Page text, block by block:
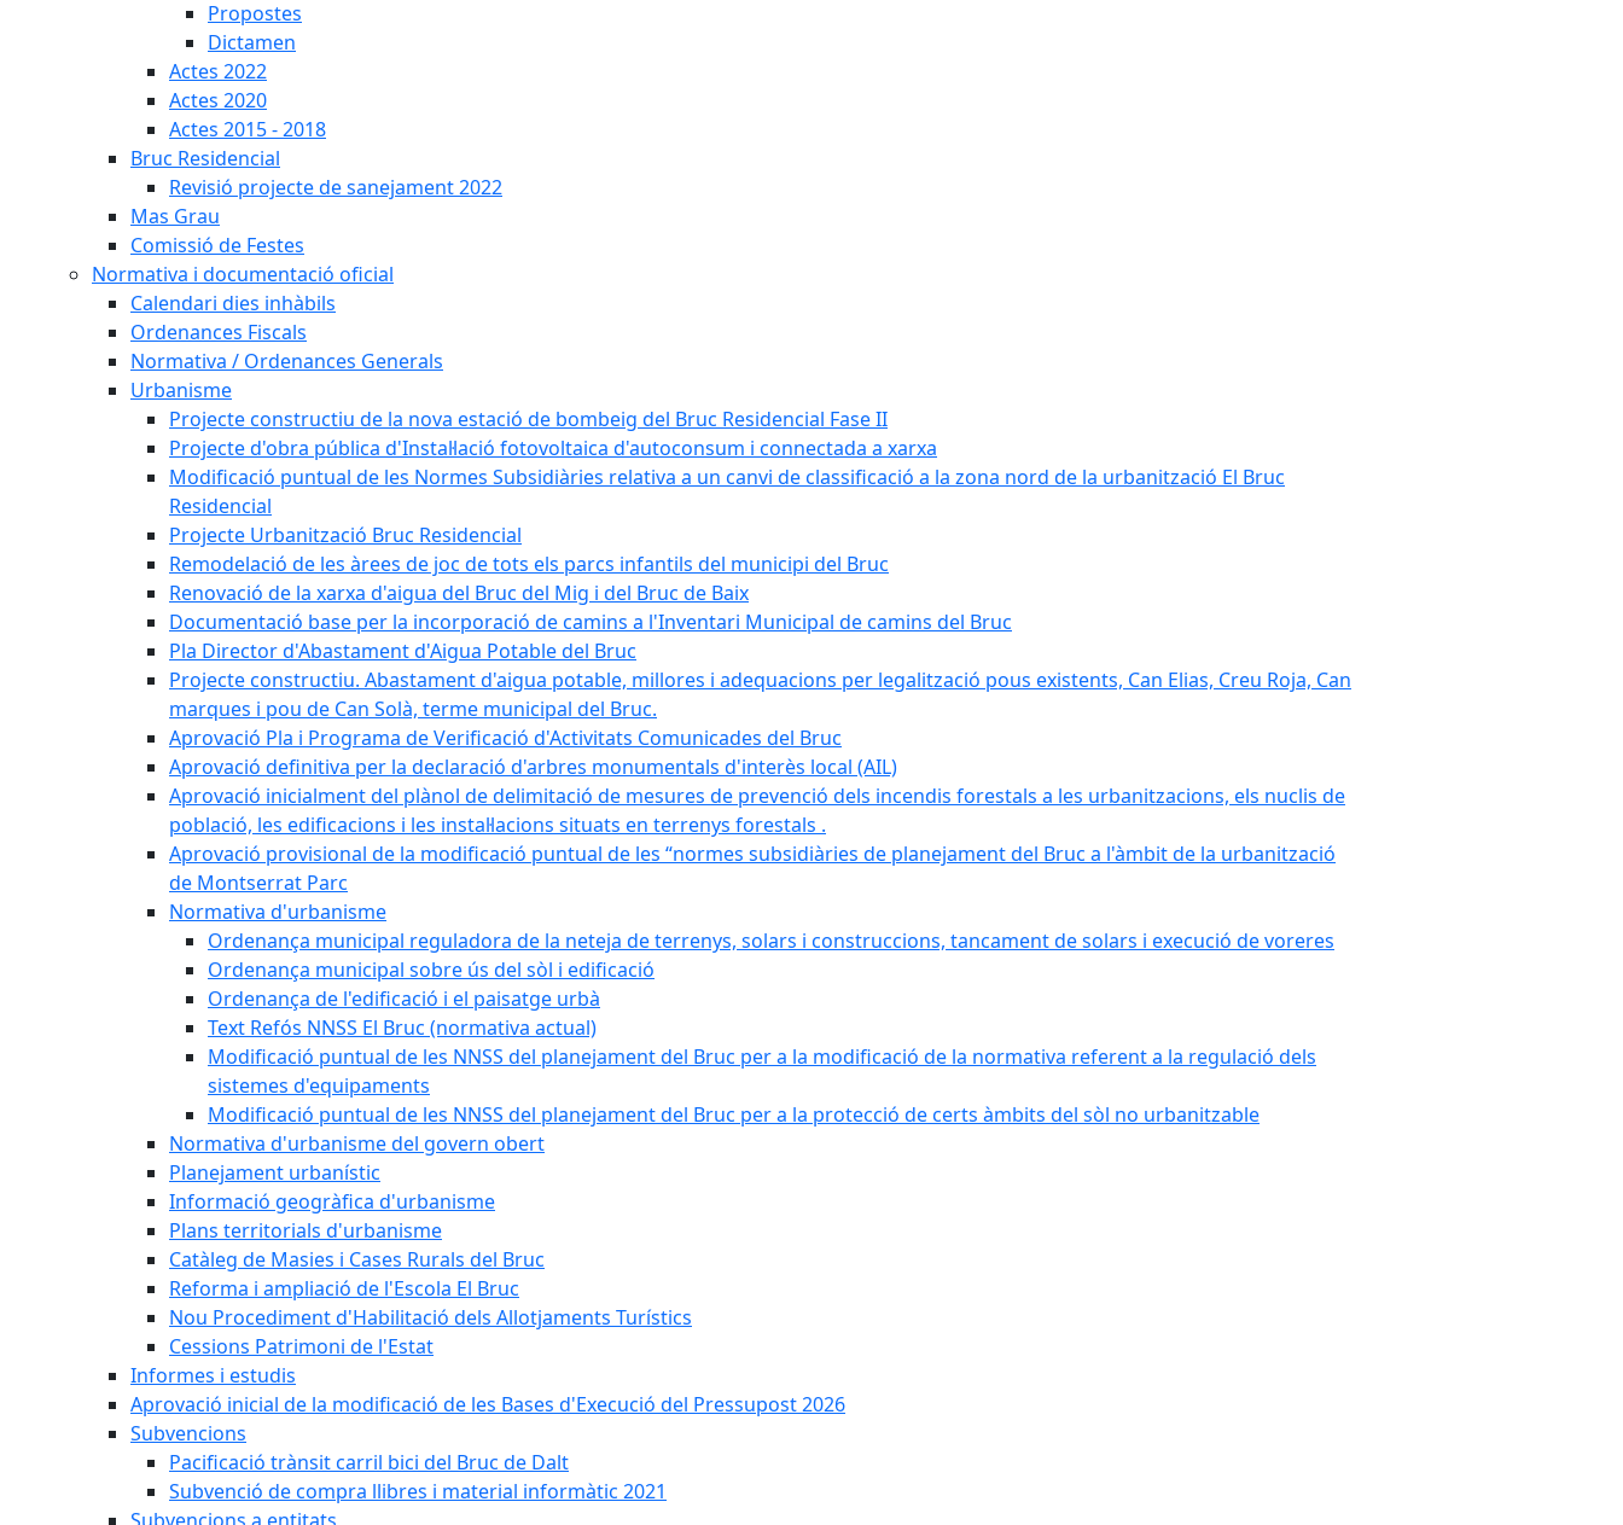
Propostes
Dictamen
Actes 2022
Actes 2020
Actes 2015 - 2018
Bruc Residencial
Revisió projecte de sanejament 2022
Mas Grau
Comissió de Festes
Normativa i documentació oficial
Calendari dies inhàbils
Ordenances Fiscals
Normativa / Ordenances Generals
Urbanisme
Projecte constructiu de la nova estació de bombeig del Bruc Residencial Fase II
Projecte d'obra pública d'Instal·lació fotovoltaica d'autoconsum i connectada a xarxa
Modificació puntual de les Normes Subsidiàries relativa a un canvi de classificació a la zona nord de la urbanització El Bruc
Residencial
Projecte Urbanització Bruc Residencial
Remodelació de les àrees de joc de tots els parcs infantils del municipi del Bruc
Renovació de la xarxa d'aigua del Bruc del Mig i del Bruc de Baix
Documentació base per la incorporació de camins a l'Inventari Municipal de camins del Bruc
Pla Director d'Abastament d'Aigua Potable del Bruc
Projecte constructiu. Abastament d'aigua potable, millores i adequacions per legalització pous existents, Can Elias, Creu Roja, Can
marques i pou de Can Solà, terme municipal del Bruc.
Aprovació Pla i Programa de Verificació d'Activitats Comunicades del Bruc
Aprovació definitiva per la declaració d'arbres monumentals d'interès local (AIL)
Aprovació inicialment del plànol de delimitació de mesures de prevenció dels incendis forestals a les urbanitzacions, els nuclis de
població, les edificacions i les instal·lacions situats en terrenys forestals .
Aprovació provisional de la modificació puntual de les “normes subsidiàries de planejament del Bruc a l'àmbit de la urbanització
de Montserrat Parc
Normativa d'urbanisme
Ordenança municipal reguladora de la neteja de terrenys, solars i construccions, tancament de solars i execució de voreres
Ordenança municipal sobre ús del sòl i edificació
Ordenança de l'edificació i el paisatge urbà
Text Refós NNSS El Bruc (normativa actual)
Modificació puntual de les NNSS del planejament del Bruc per a la modificació de la normativa referent a la regulació dels
sistemes d'equipaments
Modificació puntual de les NNSS del planejament del Bruc per a la protecció de certs àmbits del sòl no urbanitzable
Normativa d'urbanisme del govern obert
Planejament urbanístic
Informació geogràfica d'urbanisme
Plans territorials d'urbanisme
Catàleg de Masies i Cases Rurals del Bruc
Reforma i ampliació de l'Escola El Bruc
Nou Procediment d'Habilitació dels Allotjaments Turístics
Cessions Patrimoni de l'Estat
Informes i estudis
Aprovació inicial de la modificació de les Bases d'Execució del Pressupost 2026
Subvencions
Pacificació trànsit carril bici del Bruc de Dalt
Subvenció de compra llibres i material informàtic 2021